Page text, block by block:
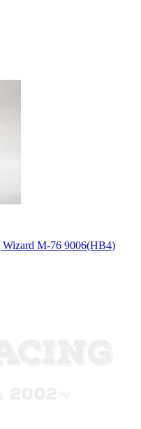
M-76 9006(HB4)